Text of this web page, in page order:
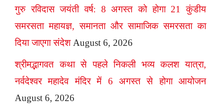
गुरु रविदास जयंती वर्ष: 8 अगस्त को होगा 21 कुंडीय
समरसता महायज्ञ, समानता और सामाजिक समरसता का
दिया जाएगा संदेश August 6, 2026
श्रीमद्भागवत कथा से पहले निकली भव्य कलश यात्रा,
नर्वदेश्वर महादेव मंदिर में 6 अगस्त से होगा आयोजन
August 6, 2026